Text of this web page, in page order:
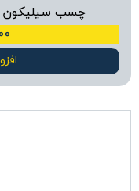
چسب سیلیکون همه کاره